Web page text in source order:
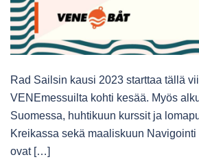
Rad Sailsin kausi 2023 starttaa tällä
VENEmessuilta kohti kesää. Myös
Suomessa, huhtikuun kurssit ja
Kreikassa sekä maaliskuun
ovat […]